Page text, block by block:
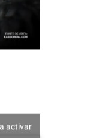
activar